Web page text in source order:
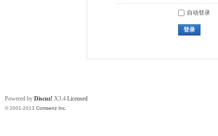
自动登录
登录
Powered by Discuz! X3.4 Licensed
© 2001-2013 Comsenz Inc.